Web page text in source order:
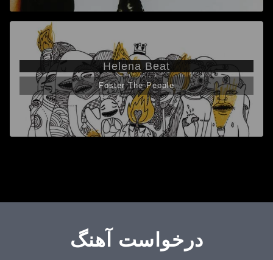
Helena Beat
Foster The People
درخواست آهنگ